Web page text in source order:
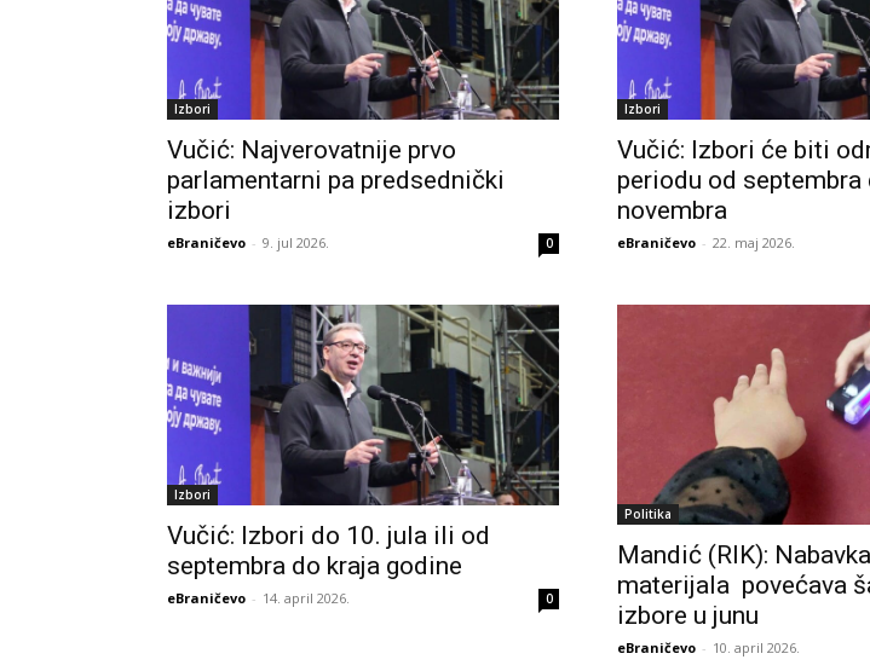
Izbori
Vučić: Najverovatnije prvo
parlamentarni pa predsednički
izbori
eBraničevo - 9. jul 2026. 0
Izbori
Vučić: Izbori će biti
periodu od septembra
novembra
eBraničevo - 22. maj 2026.
Izbori
Vučić: Izbori do 10. jula ili od
septembra do kraja godine
eBraničevo - 14. april 2026. 0
Politika
Mandić (RIK):
materijala povećava
izbore u junu
eBraničevo - 10. april 2026.